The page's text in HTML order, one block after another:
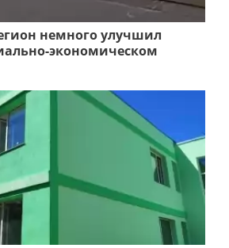
немного улучшил
экономическом